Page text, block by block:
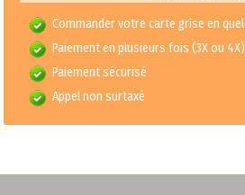
Commander votre carte grise en
Paiement en plusieurs fois (3X ou 4X)
Paiement sécurisé
Appel non surtaxé